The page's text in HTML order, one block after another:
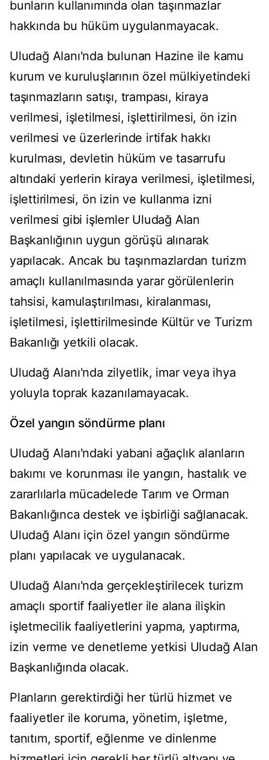
bunların kullanımında olan taşınmazlar
hakkında bu hüküm uygulanmayacak.
Uludağ Alanı'nda bulunan Hazine ile kamu
kurum ve kuruluşlarının özel mülkiyetindeki
taşınmazların satışı, trampası, kiraya
verilmesi, işletilmesi, işlettirilmesi, ön izin
verilmesi ve üzerlerinde irtifak hakkı
kurulması, devletin hüküm ve tasarrufu
altındaki yerlerin kiraya verilmesi, işletilmesi,
işlettirilmesi, ön izin ve kullanma izni
verilmesi gibi işlemler Uludağ Alan
Başkanlığının uygun görüşü alınarak
yapılacak. Ancak bu taşınmazlardan turizm
amaçlı kullanılmasında yarar görülenlerin
tahsisi, kamulaştırılması, kiralanması,
işletilmesi, işlettirilmesinde Kültür ve Turizm
Bakanlığı yetkili olacak.
Uludağ Alanı'nda zilyetlik, imar veya ihya
yoluyla toprak kazanılamayacak.
Özel yangın söndürme planı
Uludağ Alanı'ndaki yabani ağaçlık alanların
bakımı ve korunması ile yangın, hastalık ve
zararlılarla mücadelede Tarım ve Orman
Bakanlığınca destek ve işbirliği sağlanacak.
Uludağ Alanı için özel yangın söndürme
planı yapılacak ve uygulanacak.
Uludağ Alanı'nda gerçekleştirilecek turizm
amaçlı sportif faaliyetler ile alana ilişkin
işletmecilik faaliyetlerini yapma, yaptırma,
izin verme ve denetleme yetkisi Uludağ Alan
Başkanlığında olacak.
Planların gerektirdiği her türlü hizmet ve
faaliyetler ile koruma, yönetim, işletme,
tanıtım, sportif, eğlenme ve dinlenme